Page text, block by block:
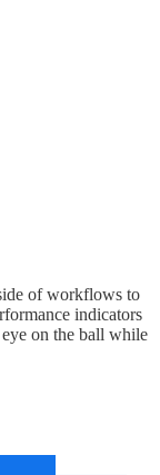
of workflows to
indicators
on the ball while